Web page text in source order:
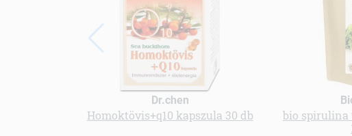
Dr.chen
Homoktövis+q10 kapszula 30 db
bio spirulina